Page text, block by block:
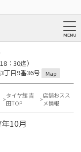
30迄）
丁目9番36号
Map
タイヤ館 吉
田TOP
店舗おスス
メ情報
10月